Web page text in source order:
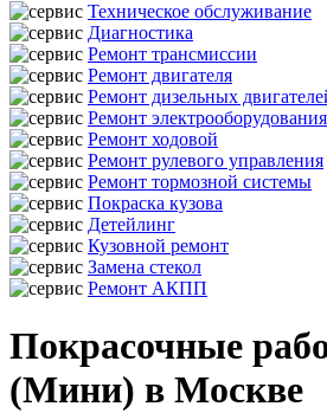
Техническое обслуживание
Диагностика
Ремонт трансмиссии
Ремонт двигателя
Ремонт дизельных
Ремонт электрооборудования
Ремонт ходовой
Ремонт рулевого управления
Ремонт тормозной системы
Покраска кузова
Детейлинг
Кузовной ремонт
Замена стекол
Ремонт АКПП
Покрасочные
(Мини) в Москве